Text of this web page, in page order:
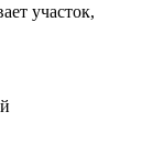
участок,